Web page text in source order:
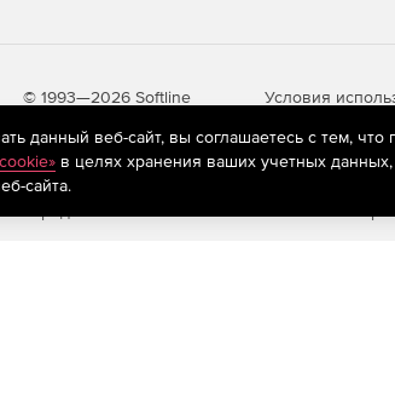
© 1993—2026 Softline Условия
к предпочтениям пользователей сети
данный веб-сайт, вы соглашаетесь с тем,
в целях хранения ваших учетных
сайта.